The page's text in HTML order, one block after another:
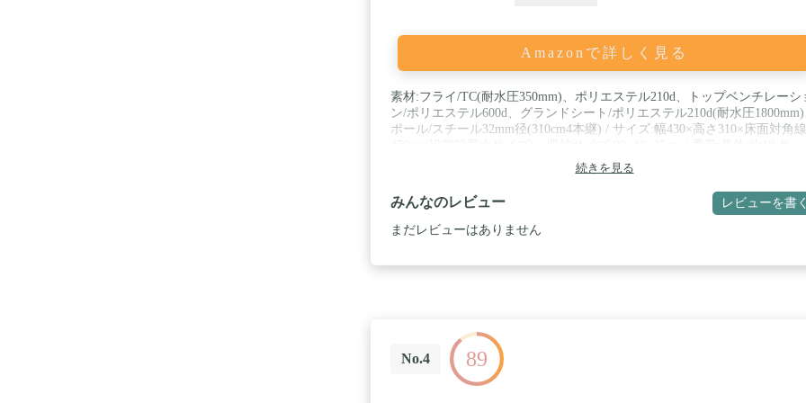
Amazonで詳しく見る
素材:フライ/TC(耐水圧350mm)、ポリエステル210d、トップベンチレーシ
ン/ポリエステル600d、グランドシート/ポリエステル210d(耐水圧1800mm)
ポール/スチール32mm径(310cm4本継) / サイズ:幅430×高さ310×床面対角線
ポール/約4.2kg / 特徴:T/C(ポリエステルとコットンを混紡した素材。肌触
が良く、通気性・吸湿性に優れています。また、引張強度が高い2つの素材
のプラス面を併せ持っています) / 付属品:グランドシート、張り出しポー
180cm、張り綱、アイアンハンマー、スチールピン、収納袋
続きを見る
みんなのレビュー レビューを書く
まだレビューはありません
No.4 89